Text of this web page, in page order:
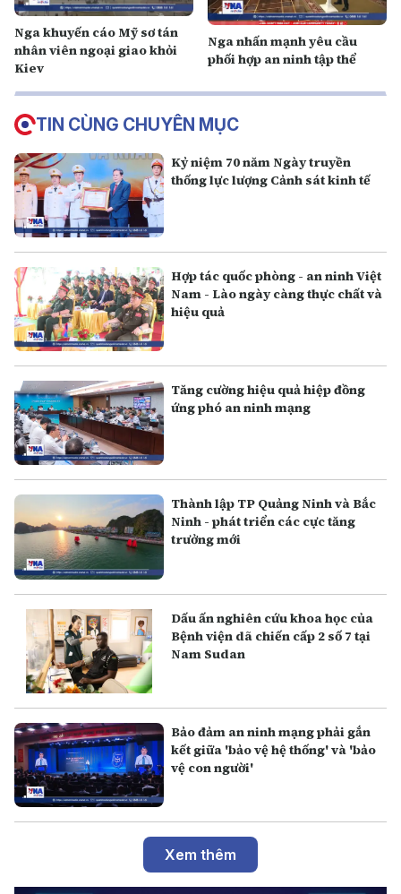
Nga khuyến cáo Mỹ sơ tán
nhân viên ngoại giao khỏi
Kiev
Nga nhấn mạnh yêu cầu
phối hợp an ninh tập thể
TIN CÙNG CHUYÊN MỤC
Kỷ niệm 70 năm Ngày truyền
thống lực lượng Cảnh sát kinh tế
Hợp tác quốc phòng - an ninh Việt
Nam - Lào ngày càng thực chất và
hiệu quả
Tăng cường hiệu quả hiệp đồng
ứng phó an ninh mạng
Thành lập TP Quảng Ninh và Bắc
Ninh - phát triển các cực tăng
trưởng mới
Dấu ấn nghiên cứu khoa học của
Bệnh viện dã chiến cấp 2 số 7 tại
Nam Sudan
Bảo đảm an ninh mạng phải gắn
kết giữa 'bảo vệ hệ thống' và 'bảo
vệ con người'
Xem thêm